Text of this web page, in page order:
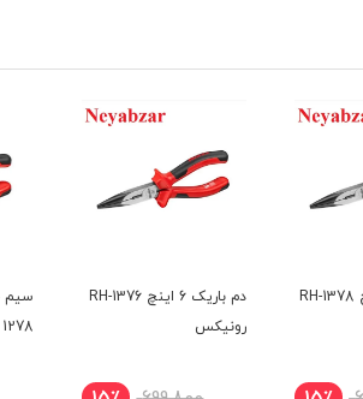
دم باریک 6 اینچ RH-1378
دم باریک 6 اینچ RH-1376
رونیکس
1278 رونیکس